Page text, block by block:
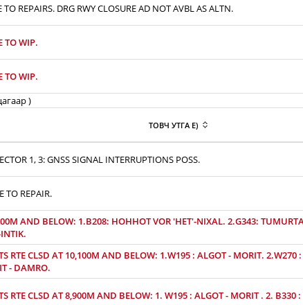
REPAIRS. DRG RWY CLOSURE AD NOT AVBL AS ALTN.
TO WIP.
TO WIP.
)
ТОВЧ УТГА E)
1, 3: GNSS SIGNAL INTERRUPTIONS POSS.
TO REPAIR.
AND BELOW: 1.B208: HOHHOT VOR 'HET'-NIXAL. 2.G343:
RTE CLSD AT 10,100M AND BELOW: 1.W195 : ALGOT - MORIT.
- DAMRO.
RTE CLSD AT 8,900M AND BELOW: 1. W195 : ALGOT - MORIT . 2. B330